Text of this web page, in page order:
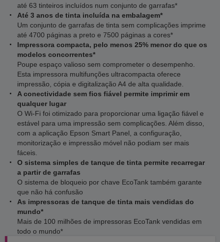
até 63 tinteiros incluídos num conjunto de garrafas*
Até 3 anos de tinta incluída na embalagem*
Um conjunto de garrafas de tinta sem complicações imprime
até 4700 páginas a preto e 7500 páginas a cores*
Impressora compacta, pelo menos 25% menor do que os
modelos concorrentes*
Poupe espaço valioso sem comprometer o desempenho.
Esta impressora multifunções ultracompacta oferece
impressão, cópia e digitalização A4 de alta qualidade.
A conectividade sem fios fiável permite imprimir em
qualquer lugar
O Wi-Fi foi otimizado para proporcionar uma ligação fiável e
estável para uma impressão sem complicações. Além disso,
com a aplicação Epson Smart Panel, a configuração,
monitorização e impressão móvel não podiam ser mais
fáceis.
O sistema simples de tanque de tinta permite recarregar
a partir de garrafas
O sistema de bloqueio por chave EcoTank também garante
que não há confusão
As impressoras de tanque de tinta mais vendidas do
mundo*
Mais de 100 milhões de impressoras EcoTank vendidas em
todo o mundo*